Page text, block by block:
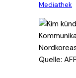
Mediathek
Quelle: